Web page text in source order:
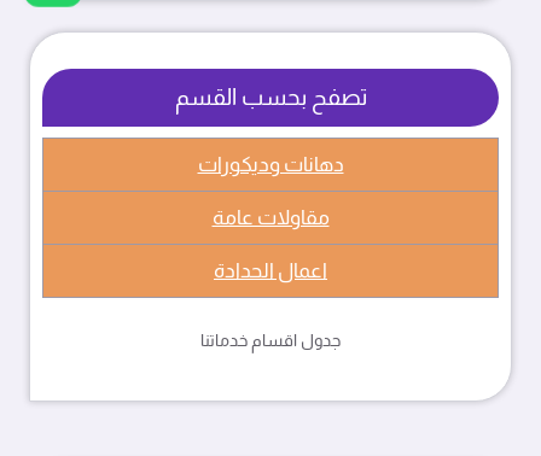
تصفح بحسب القسم
دهانات وديكورات
مقاولات عامة
اعمال الحدادة
جدول اقسام خدماتنا